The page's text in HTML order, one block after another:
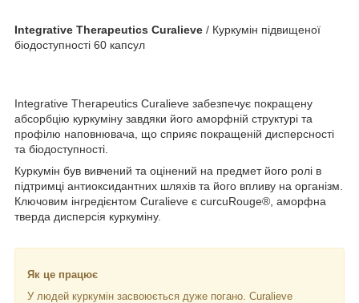
Integrative Therapeutics Curalieve / Куркумін підвищеної
біодоступності 60 капсул
Integrative Therapeutics Curalieve забезпечує покращену
абсорбцію куркуміну завдяки його аморфній структурі та
профілю наповнювача, що сприяє покращеній дисперсності
та біодоступності.
Куркумін був вивчений та оцінений на предмет його ролі в
підтримці антиоксидантних шляхів та його впливу на організм.
Ключовим інгредієнтом Curalieve є curcuRouge®, аморфна
тверда дисперсія куркуміну.
Як це працює
У людей куркумін засвоюється дуже погано. Curalieve